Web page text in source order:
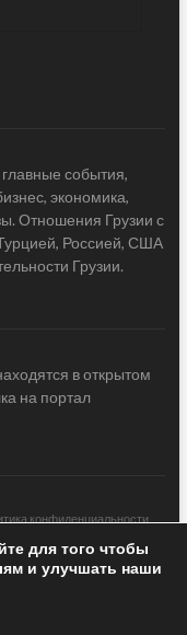
события,
экономика,
Отношения Грузии с
Россией, США
Грузии.
в открытом
на портал
конфиденциальности
All Rights Reserved /
для того чтобы
и улучшать наши